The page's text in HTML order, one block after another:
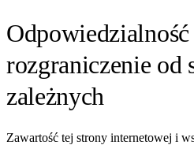
rozgraniczenie od
zależnych
Zawartość tej strony internetowej i